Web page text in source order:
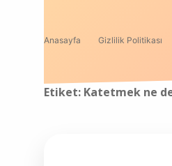
Anasayfa Gizlilik Politikası
Etiket: Katetmek ne